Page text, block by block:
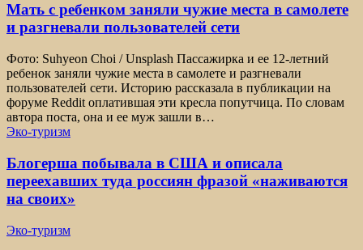
Мать с ребенком заняли чужие места в самолете
и разгневали пользователей сети
Фото: Suhyeon Choi / Unsplash Пассажирка и ее 12-летний
ребенок заняли чужие места в самолете и разгневали
пользователей сети. Историю рассказала в публикации на
форуме Reddit оплатившая эти кресла попутчица. По словам
автора поста, она и ее муж зашли в…
Эко-туризм
Блогерша побывала в США и описала
переехавших туда россиян фразой «наживаются
на своих»
Эко-туризм